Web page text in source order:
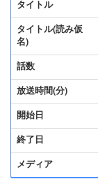
タイトル
タイトル(読み仮
名)
話数
放送時間(分)
開始日
終了日
メディア